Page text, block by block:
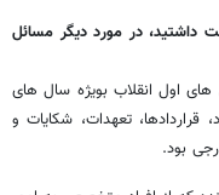
داشتید، در مورد دیگر مسائل
های اول انقلاب بویژه سال های
قراردادها، تعهدات، شکایات و
بود.